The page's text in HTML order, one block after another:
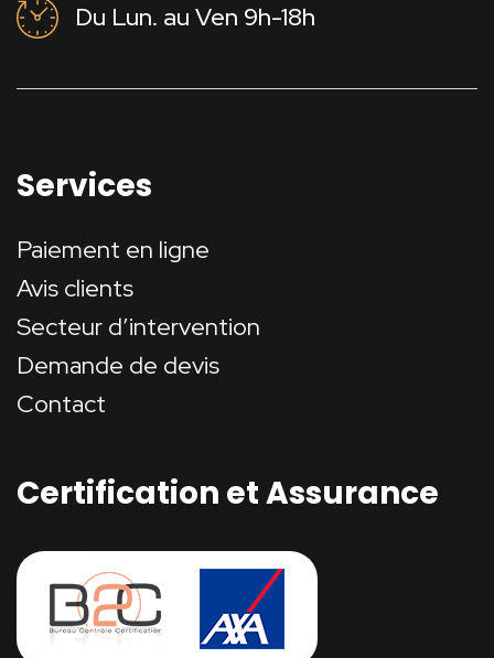
Du Lun. au Ven 9h-18h
Services
Paiement en ligne
Avis clients
Secteur d’intervention
Demande de devis
Contact
Certification et Assurance